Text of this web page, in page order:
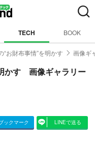
TECH BOOK
“お財布事情”を明かす 画像ギ
かす 画像ギャラリー
ックマーク LINEで送る